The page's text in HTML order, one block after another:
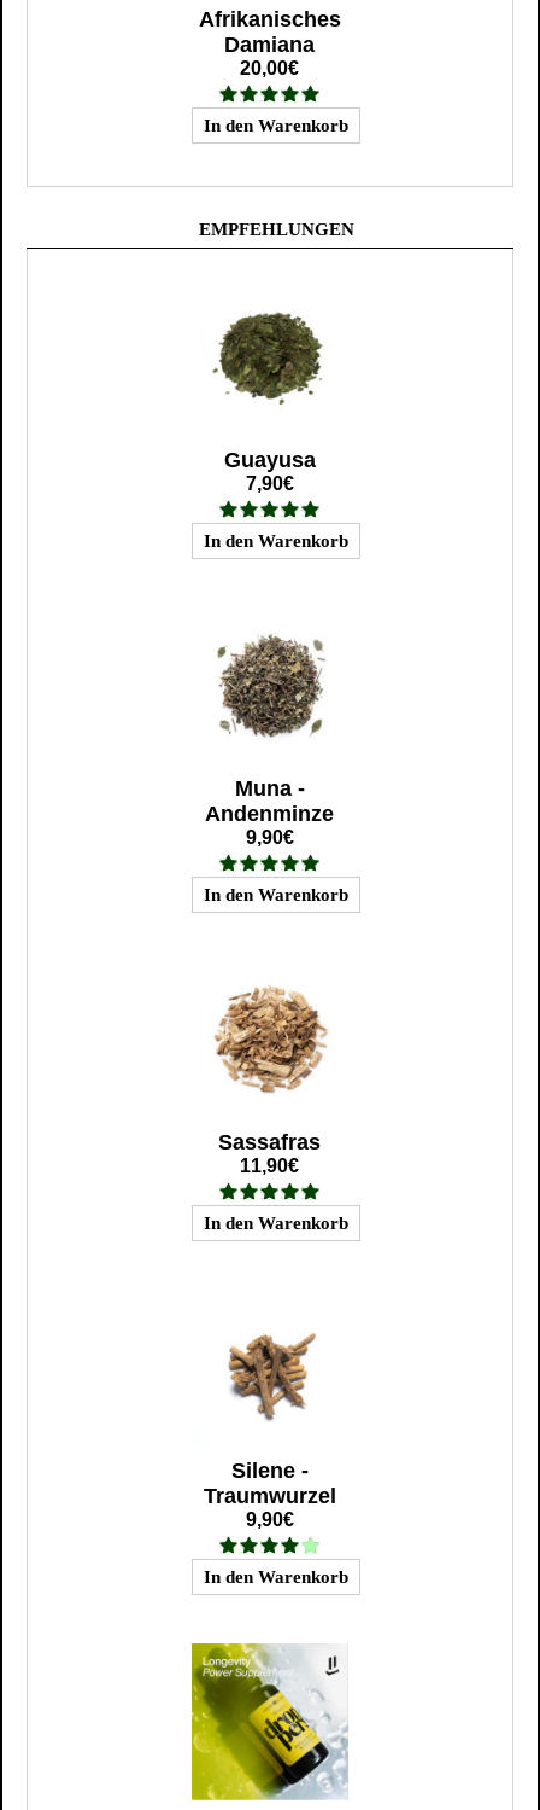
Afrikanisches
Damiana
20,00€
EMPFEHLUNGEN
Guayusa
7,90€
Muna -
Andenminze
9,90€
Sassafras
11,90€
Silene -
Traumwurzel
9,90€